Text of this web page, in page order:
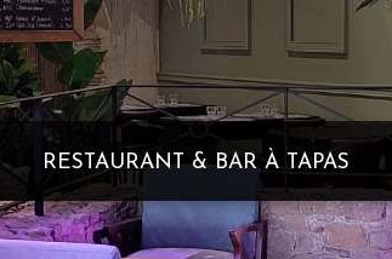
RESTAURANT & BAR À TAPAS